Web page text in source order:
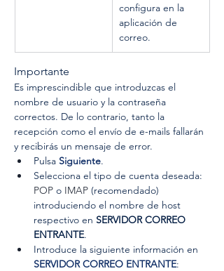
configura en la
aplicación de
correo.
Importante
Es imprescindible que introduzcas el
nombre de usuario y la contraseña
correctos. De lo contrario, tanto la
recepción como el envío de e-mails fallarán
y recibirás un mensaje de error.
Pulsa Siguiente.
Selecciona el tipo de cuenta deseada:
POP o IMAP (recomendado)
introduciendo el nombre de host
respectivo en SERVIDOR CORREO
ENTRANTE.
Introduce la siguiente información en
SERVIDOR CORREO ENTRANTE: